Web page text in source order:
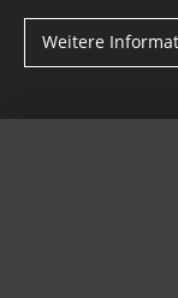
Weitere